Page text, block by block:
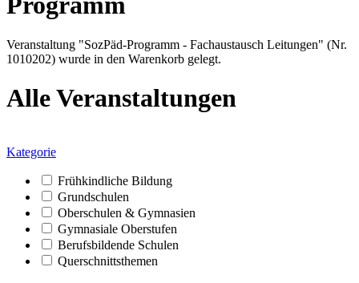
Veranstaltung "SozPäd-Programm - Fachaustausch Leitungen" (Nr.
1010202) wurde in den Warenkorb gelegt.
Alle Veranstaltungen
Kategorie
Frühkindliche Bildung
Grundschulen
Oberschulen & Gymnasien
Gymnasiale Oberstufen
Berufsbildende Schulen
Querschnittsthemen